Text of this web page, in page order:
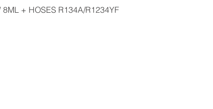
+ HOSES R134A/R1234YF